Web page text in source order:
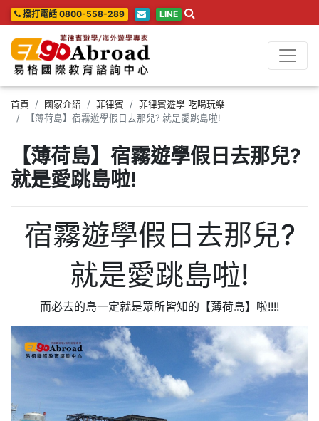
撥打電話 0800-558-289 LINE
首頁 國家介紹 菲律賓
菲律賓遊學 吃喝玩樂
【薄荷島】宿霧遊學假日去那兒? 就是愛跳島啦!
【薄荷島】宿霧遊學假日去那兒?
就是愛跳島啦!
宿霧遊學假日去那兒?
就是愛跳島啦!
而必去的島一定就是眾所皆知的【薄荷島】啦!!!!